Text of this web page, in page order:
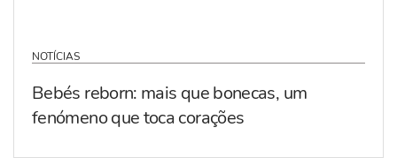
NOTÍCIAS
Bebés reborn: mais que bonecas, um
fenómeno que toca corações